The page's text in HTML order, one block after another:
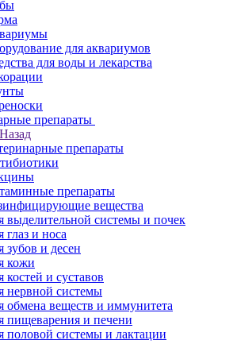
для аквариумов
для воды и лекарства
препараты
Назад
препараты
препараты
вещества
выделительной системы и почек
глаз и носа
зубов и десен
кожи
костей и суставов
нервной системы
обмена веществ и иммунитета
пищеварения и печени
половой системы и лактации